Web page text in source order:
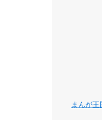
まんが王